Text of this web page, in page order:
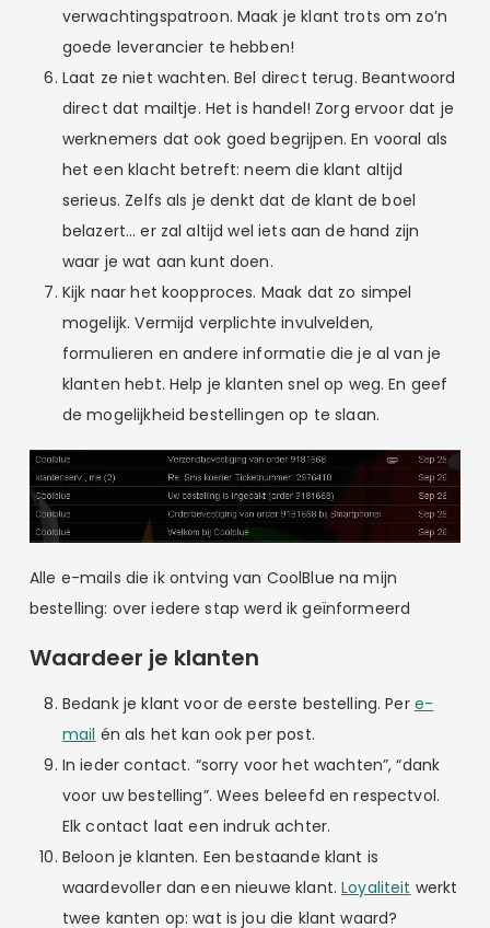
verwachtingspatroon. Maak je klant trots om zo’n
goede leverancier te hebben!
Laat ze niet wachten. Bel direct terug. Beantwoord
direct dat mailtje. Het is handel! Zorg ervoor dat je
werknemers dat ook goed begrijpen. En vooral als
het een klacht betreft: neem die klant altijd
serieus. Zelfs als je denkt dat de klant de boel
belazert… er zal altijd wel iets aan de hand zijn
waar je wat aan kunt doen.
Kijk naar het koopproces. Maak dat zo simpel
mogelijk. Vermijd verplichte invulvelden,
formulieren en andere informatie die je al van je
klanten hebt. Help je klanten snel op weg. En geef
de mogelijkheid bestellingen op te slaan.
Alle e-mails die ik ontving van CoolBlue na mijn
bestelling: over iedere stap werd ik geïnformeerd
Waardeer je klanten
Bedank je klant voor de eerste bestelling. Per e-
mail én als het kan ook per post.
In ieder contact. “sorry voor het wachten”, “dank
voor uw bestelling”. Wees beleefd en respectvol.
Elk contact laat een indruk achter.
Beloon je klanten. Een bestaande klant is
waardevoller dan een nieuwe klant.Loyaliteit werkt
twee kanten op: wat is jou die klant waard?